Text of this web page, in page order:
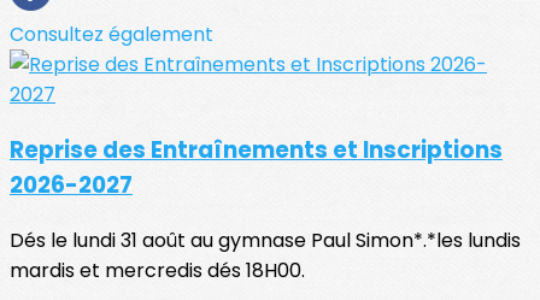
Consultez également
Reprise des Entraînements et Inscriptions
2026-2027
Dés le lundi 31 août au gymnase Paul Simon*.*les lundis
mardis et mercredis dés 18H00.